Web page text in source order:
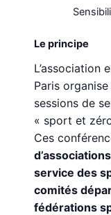
Le principe
L’association
Paris
sessions de
« sport et
Ces
service des
comités
fédérations